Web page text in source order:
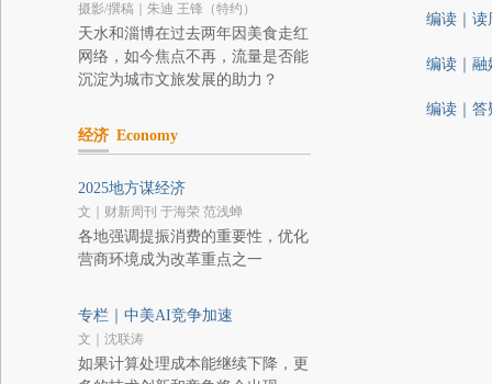
摄影/撰稿｜朱迪 王锋（特约）
天水和淄博在过去两年因美食走红
网络，如今焦点不再，流量是否能
沉淀为城市文旅发展的助力？
经济 Economy
2025地方谋经济
文｜财新周刊 于海荣 范浅蝉
各地强调提振消费的重要性，优化
营商环境成为改革重点之一
专栏｜中美AI竞争加速
文｜沈联涛
如果计算处理成本能继续下降，更
编读｜读
编读｜融
编读｜答